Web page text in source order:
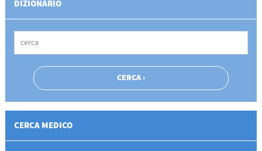
DIZIONARIO
CERCA MEDICO